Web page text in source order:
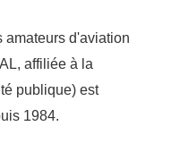
amateurs d'aviation
affiliée à la
publique) est
1984.